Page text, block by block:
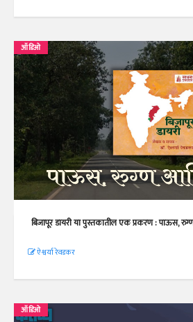
ऑडिओ
बिजापूर डायरी या पुस्तकातील एक प्रकरण : पाऊस,
ऐश्वर्या रेवडकर
ऑडिओ